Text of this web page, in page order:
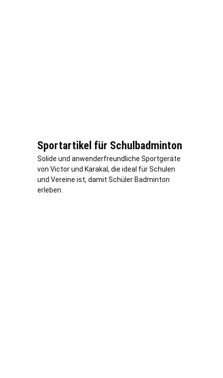
Sportartikel für Schulbadminton
Solide und anwenderfreundliche Sportgeräte
von Victor und Karakal, die ideal für Schulen
und Vereine ist, damit Schüler Badminton
erleben.